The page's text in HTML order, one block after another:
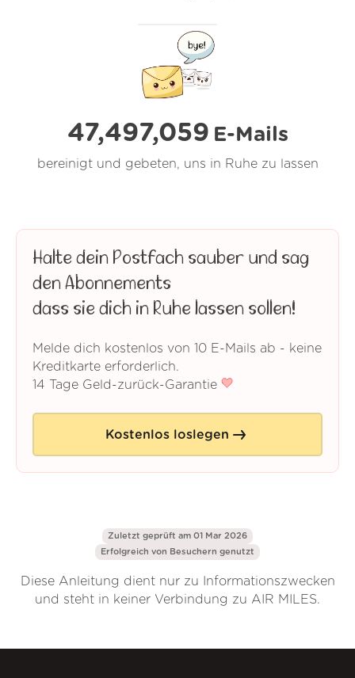
47,497,060 E-Mails
bereinigt und gebeten, uns in Ruhe zu lassen
Halte dein Postfach sauber und sag
den Abonnements
dass sie dich in Ruhe lassen sollen!
Melde dich kostenlos von 10 E-Mails ab - keine
Kreditkarte erforderlich.
14 Tage Geld-zurück-Garantie
Kostenlos loslegen
Zuletzt geprüft am 01 Mar 2026
Erfolgreich von Besuchern genutzt
Diese Anleitung dient nur zu Informationszwecken
und steht in keiner Verbindung zu AIR MILES.